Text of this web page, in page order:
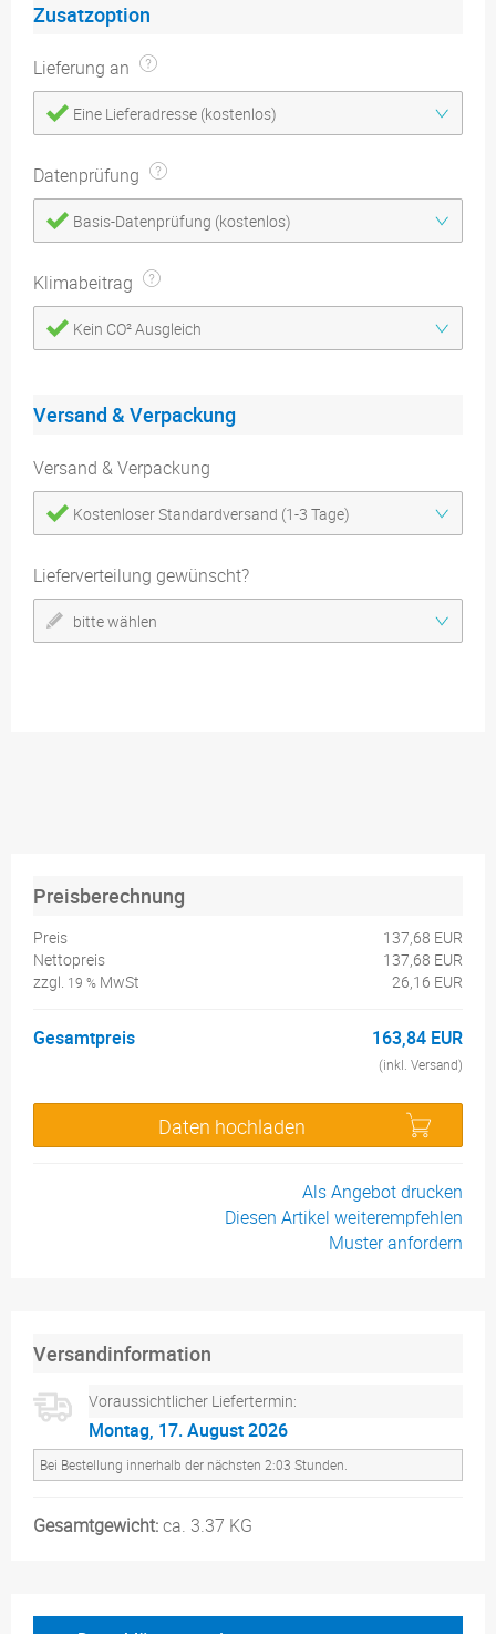
Zusatzoption
Lieferung an
Eine Lieferadresse (kostenlos)
Datenprüfung
Basis-Datenprüfung (kostenlos)
Klimabeitrag
Kein CO² Ausgleich
Versand & Verpackung
Versand & Verpackung
Kostenloser Standardversand (1-3 Tage)
Lieferverteilung gewünscht?
bitte wählen
Preisberechnung
Preis
137,68 EUR
Nettopreis
137,68 EUR
zzgl. 19 % MwSt 26,16 EUR
Gesamtpreis 163,84 EUR
(inkl. Versand)
Daten hochladen
Als Angebot drucken
Diesen Artikel weiterempfehlen
Muster anfordern
Versandinformation
Voraussichtlicher Liefertermin:
Montag, 17. August 2026
Bei Bestellung innerhalb der nächsten 2:03 Stunden.
Gesamtgewicht:ca. 3.37 KG